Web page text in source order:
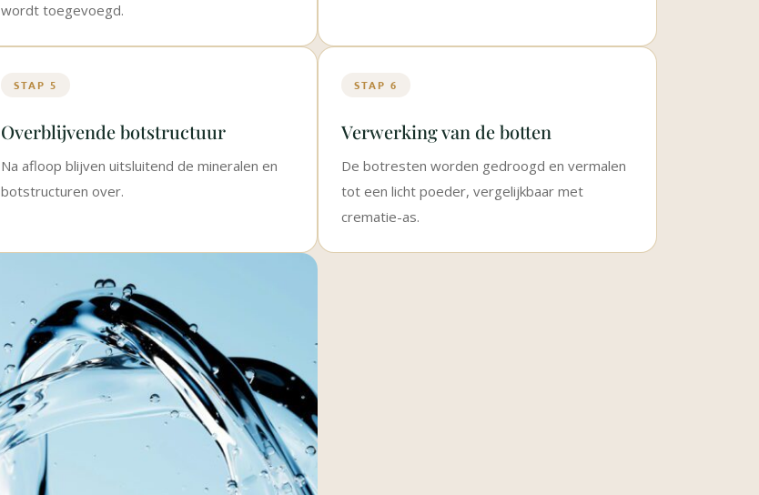
wordt toegevoegd.
STAP 5
Overblijvende botstructuur
Na afloop blijven uitsluitend de mineralen en
botstructuren over.
STAP 6
Verwerking van de botten
De botresten worden gedroogd en vermalen
tot een licht poeder, vergelijkbaar met
crematie-as.